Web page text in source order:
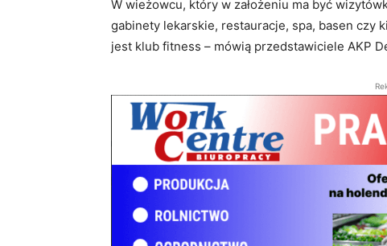
W wieżowcu, który w założeniu ma być
gabinety lekarskie, restauracje, spa, basen czy
jest klub fitness – mówią przedstawiciele AKP